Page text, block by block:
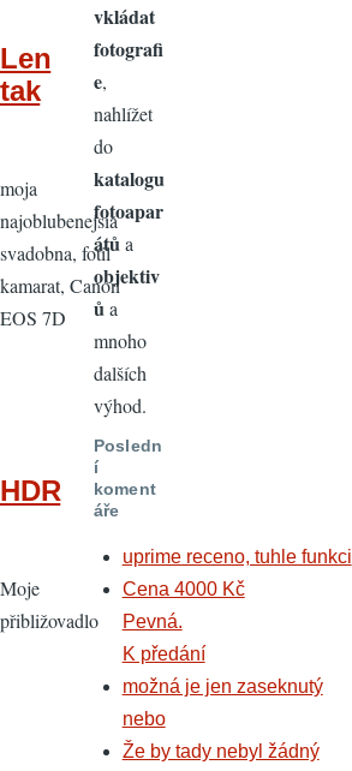
Len
tak
moja
najoblubenejsia
svadobna, fotil
kamarat, Canon
EOS 7D
HDR
Moje
přibližovadlo
vkládat
fotografi
e,
nahlížet
do
katalogu
fotoapar
átů a
objektiv
ů a
mnoho
dalších
výhod.
Posledn
í
koment
áře
uprime receno, tuhle funkci
Cena 4000 Kč
Pevná.
K předání
možná je jen zaseknutý
nebo
Že by tady nebyl žádný